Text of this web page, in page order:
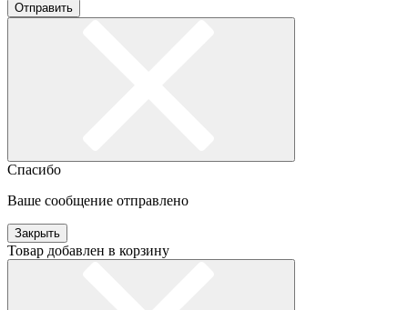
Отправить
Спасибо
Ваше сообщение отправлено
Закрыть
Товар добавлен в корзину